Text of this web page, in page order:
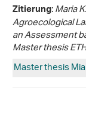
Zitierung:Maria
Agroecological
an Assessment
Master thesis
Master thesis